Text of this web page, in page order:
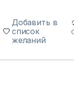
Добавить в
список
желаний